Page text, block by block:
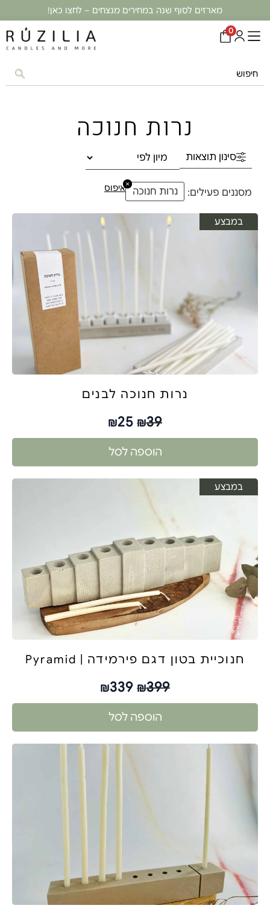
מארזים לסוף שנה במחירים מנצחים – לחצו כאן!
0
נרות חנוכה
סינון תוצאות
מסננים פעילים: נרות חנוכה
×איפוס
במבצע
נרות חנוכה לבנים
₪39
₪25
הוספה לסל
במבצע
חנוכיית בטון דגם פירמידה | Pyramid
₪399
₪339
הוספה לסל